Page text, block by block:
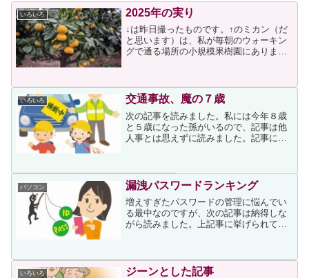
いろいろ 2025年の実り
↓は昨日撮ったものです。↑のミカン（だ
と思います）は、私が毎朝のウォーキン
グで通る場所の小規模果樹園にありま
るので色づきが違いますが、昨年と同じ
ようにたくさんの実をつけ...
いろいろ 交通事故、魔の７歳
次の記事を読みました。私には今年８歳
と５歳になった孫がいるので、記事は他
人事とは思えずに読みました。記事には
体としては減少傾向にあり、昨年までの
１０年間で見ると、２０１...
パソコン 漏洩パスワードランキング
増えすぎたパスワードの管理に悩んでい
る最中なのですが、次の記事は納得しな
がら読みました。上記事に挙げられてい
ッとさせられました。複雑に見えるパス
ワード「...
いろいろ ジーンとした記事